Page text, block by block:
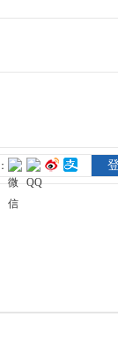
2010-01-30 06:01:51
（一）
黑长尾猴的都市生活
（二）
2010-01-29 10:44:16